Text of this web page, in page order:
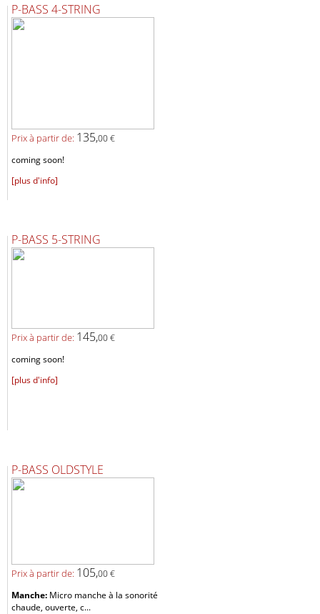
P-BASS 4-STRING
Prix ​​à partir de: 135,00 €
coming soon!
[plus d'info]
P-BASS 5-STRING
Prix ​​à partir de: 145,00 €
coming soon!
[plus d'info]
P-BASS OLDSTYLE
Prix ​​à partir de: 105,00 €
Manche: Micro manche à la sonorité
chaude, ouverte, c...